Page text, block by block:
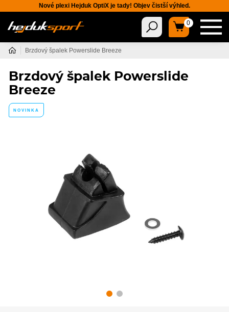
Nové plexi Hejduk OptiX je tady! Objev čistší výhled.
0
Brzdový špalek Powerslide Breeze
Brzdový špalek Powerslide
Breeze
NOVINKA